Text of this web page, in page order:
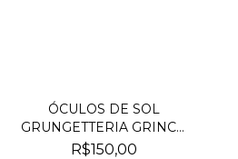
ÓCULOS DE SOL
GRUNGETTERIA GRINCH
NOEL
R$150,00